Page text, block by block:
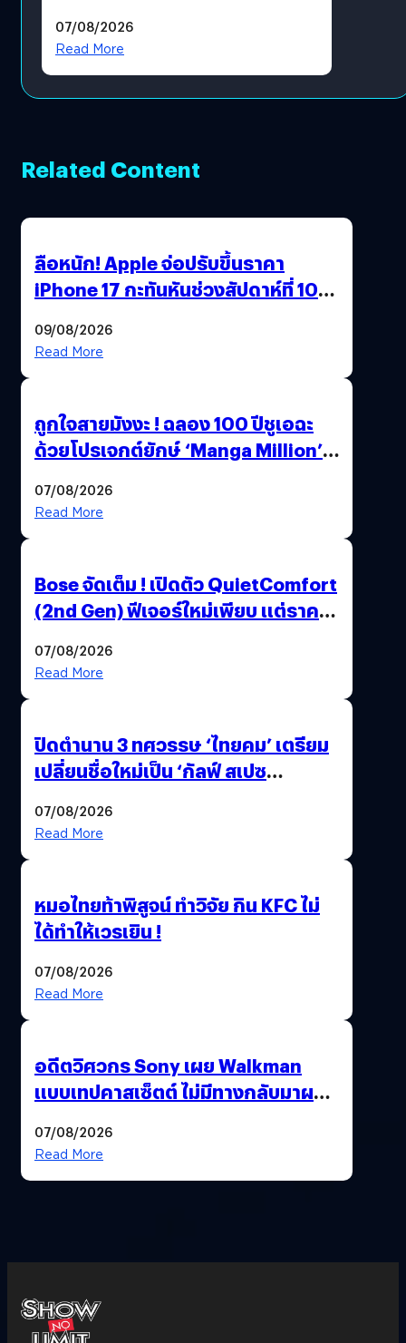
07/08/2026
Read More
Related Content
ลือหนัก! Apple จ่อปรับขึ้นราคา
iPhone 17 กะทันหันช่วงสัปดาห์ที่ 10
09/08/2026
Read More
ถูกใจสายมังงะ ! ฉลอง 100 ปีชูเอฉะ
ด้วยโปรเจกต์ยักษ์ ‘Manga Million’
ด้วย
07/08/2026
Read More
Bose จัดเต็ม ! เปิดตัว QuietComfort
(2nd Gen) ฟีเจอร์ใหม่เพียบ แต่ราคา
07/08/2026
Read More
ปิดตำนาน 3 ทศวรรษ ‘ไทยคม’ เตรียม
เปลี่ยนชื่อใหม่เป็น ‘กัลฟ์ สเปซ
07/08/2026
Read More
หมอไทยท้าพิสูจน์ ทำวิจัย กิน KFC ไม่
ได้ทำให้เวรเยิน !
07/08/2026
Read More
อดีตวิศวกร Sony เผย Walkman
แบบเทปคาสเซ็ตต์ ไม่มีทางกลับมาผลิต
07/08/2026
Read More